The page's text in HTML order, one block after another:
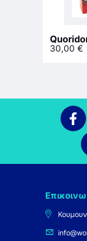
30,00 €